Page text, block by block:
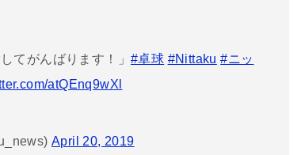
てがんばります！」 #卓球 #Nittaku #ニッ
atQEnq9wXl
April 20, 2019